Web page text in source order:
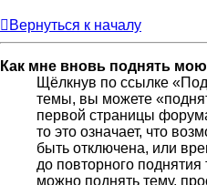
Вернуться к началу
Как мне вновь поднять
Щёлкнув по ссылке
темы, вы можете
первой страницы
то это означает, что
быть отключена, или
до повторного
можно поднять тему,